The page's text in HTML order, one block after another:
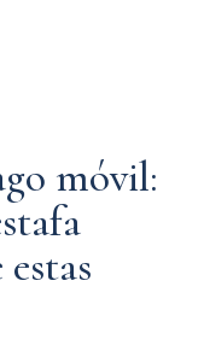
móvil: